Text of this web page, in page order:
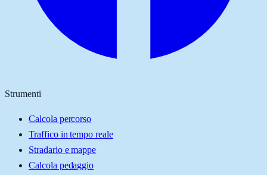
Strumenti
Calcola percorso
Traffico in tempo reale
Stradario e mappe
Calcola pedaggio